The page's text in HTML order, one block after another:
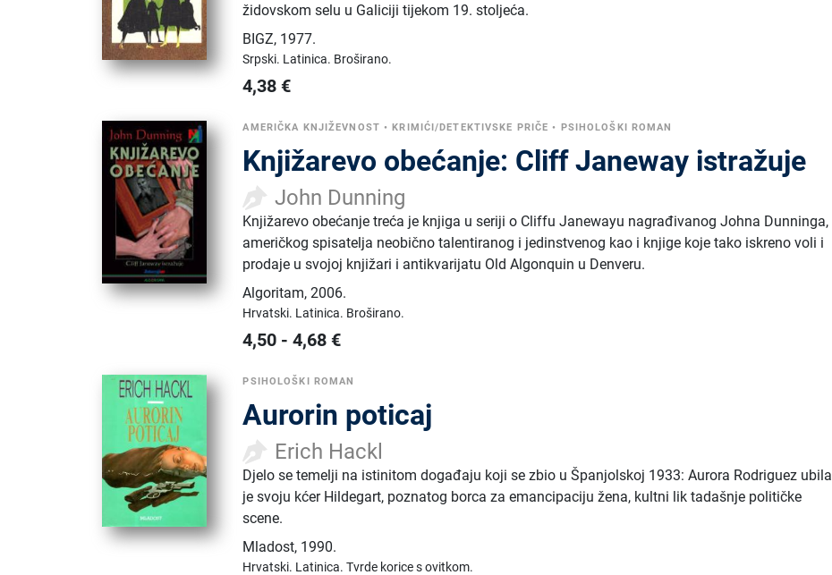
židovskom selu u Galiciji tijekom 19. stoljeća.
BIGZ, 1977.
Srpski. Latinica. Broširano.
4,38 €
AMERIČKA KNJIŽEVNOST •KRIMIĆI/DETEKTIVSKE PRIČE • PSIHOLOŠKI ROMAN
Knjižarevo obećanje: Cliff Janeway istražuje
John Dunning
Knjižarevo obećanje treća je knjiga u seriji o Cliffu Janewayu nagrađivanog Johna Dunninga,
američkog spisatelja neobično talentiranog i jedinstvenog kao i knjige koje tako iskreno voli i
prodaje u svojoj knjižari i antikvarijatu Old Algonquin u Denveru.
Algoritam,2006.
Hrvatski. Latinica. Broširano.
4,50 -4,68 €
PSIHOLOŠKI ROMAN
Aurorin poticaj
Erich Hackl
Djelo se temelji na istinitom događaju koji se zbio u Španjolskoj 1933: Aurora Rodriguez ubila
je svoju kćer Hildegart, poznatog borca za emancipaciju žena, kultni lik tadašnje političke
scene.
Mladost, 1990.
Hrvatski. Latinica.Tvrde korice s ovitkom.